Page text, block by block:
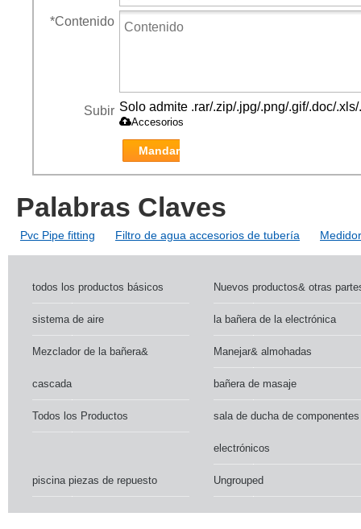
*Contenido
Subir Solo admite .rar/.zip/.jpg/.png/.gif/.doc/
Accesorios
Mandar
Palabras Claves
Pvc Pipe fitting Filtro de agua accesorios de tubería
todos los productos básicos Nuevos productos& otras
sistema de aire la bañera de la electrónica
Mezclador de la bañera&
cascada
Manejar& almohadas
bañera de masaje
Todos los Productos sala de ducha de componentes
electrónicos
piscina piezas de repuesto Ungrouped